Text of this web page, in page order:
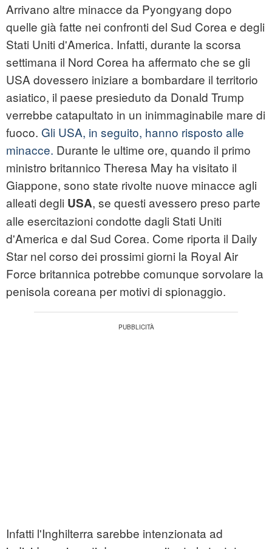
Arrivano altre minacce da Pyongyang dopo
quelle già fatte nei confronti del Sud Corea e degli
Stati Uniti d'America. Infatti, durante la scorsa
settimana il Nord Corea ha affermato che se gli
USA dovessero iniziare a bombardare il territorio
asiatico, il paese presieduto da Donald Trump
verrebbe catapultato in un inimmaginabile mare di
fuoco. Gli USA, in seguito, hanno risposto alle
minacce. Durante le ultime ore, quando il primo
ministro britannico Theresa May ha visitato il
Giappone, sono state rivolte nuove minacce agli
alleati degli USA, se questi avessero preso parte
alle esercitazioni condotte dagli Stati Uniti
d'America e dal Sud Corea. Come riporta il Daily
Star nel corso dei prossimi giorni la Royal Air
Force britannica potrebbe comunque sorvolare la
penisola coreana per motivi di spionaggio.
Infatti l'Inghilterra sarebbe intenzionata ad